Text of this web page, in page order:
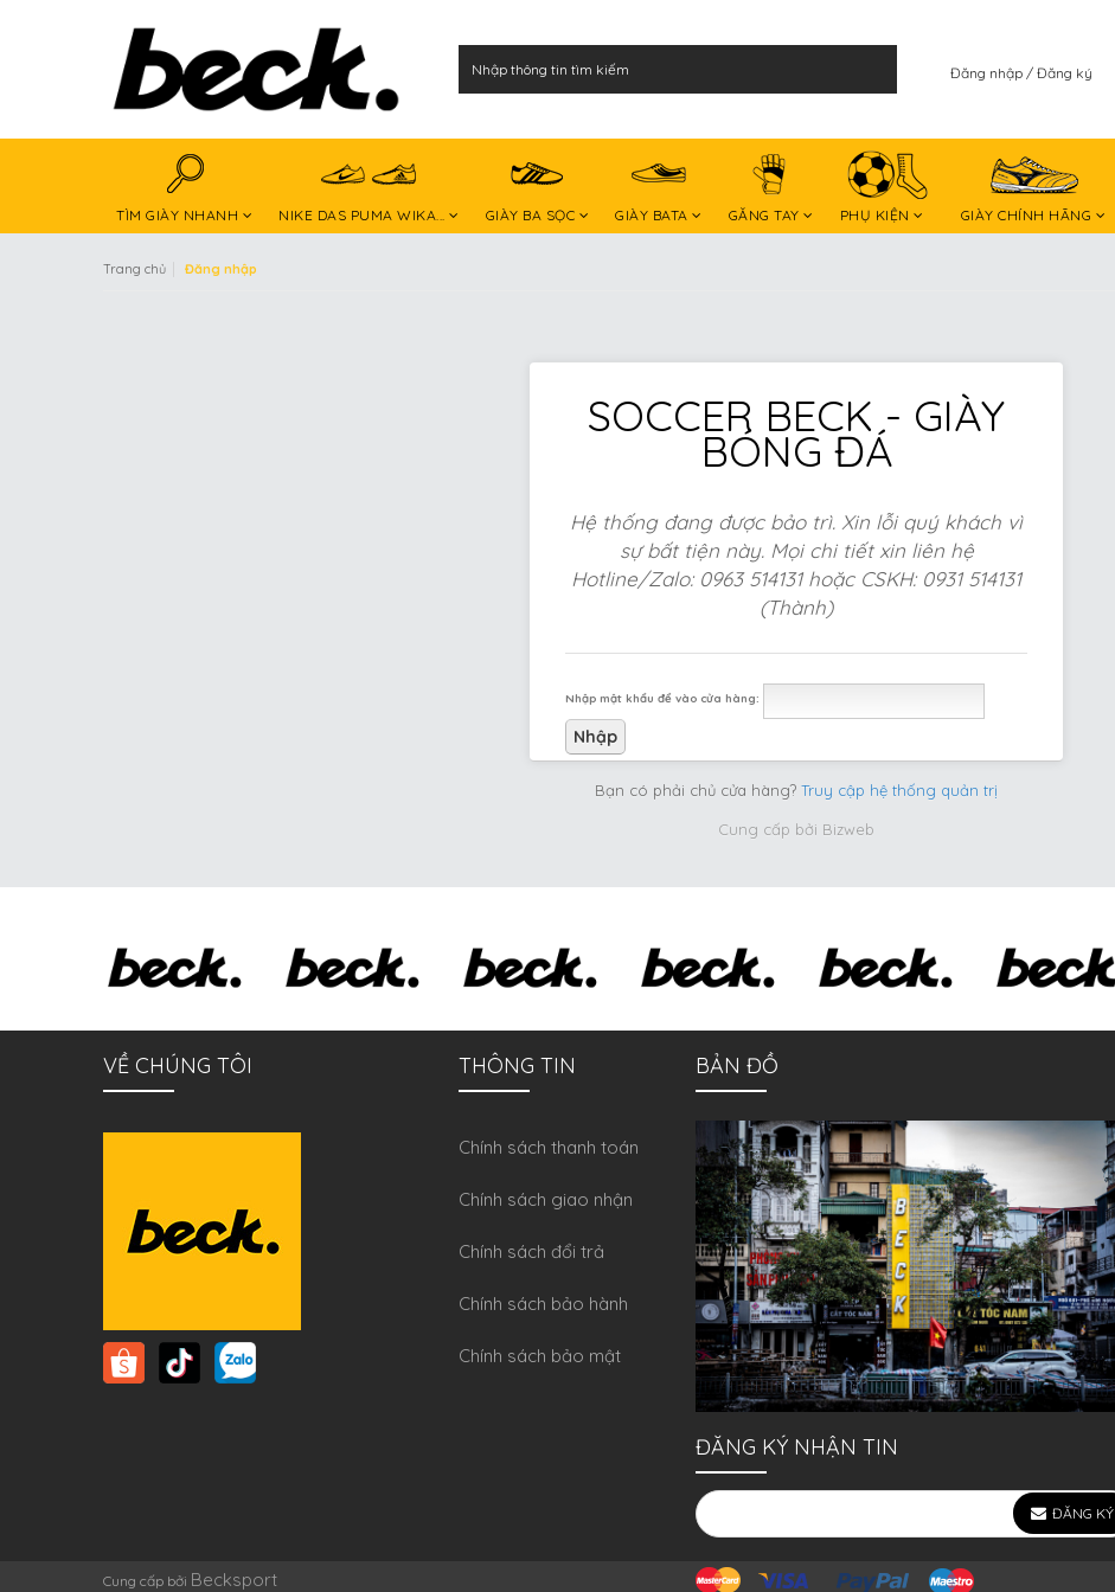
Đăng nhập Đăng ký
TÌM GIÀY NHANH NIKE DAS PUMA WIKA... GIÀY BA SỌC GIÀY BATA GĂNG TAY PHỤ KIỆN GIÀY CHÍNH HÃNG
Trang chủ Đăng nhập
SOCCER BECK - GIÀY
BÓNG ĐÁ
Hệ thống đang được bảo trì. Xin lỗi quý khách vì
sự bất tiện này. Mọi chi tiết xin liên hệ
Hotline/Zalo: 0963 514131 hoặc CSKH: 0931 514131
(Thành)
Nhập mật khẩu để vào cửa hàng:
Bạn có phải chủ cửa hàng? Truy cập hệ thống quản trị
Cung cấp bởi Bizweb
VỀ CHÚNG TÔI THÔNG TIN
Chính sách thanh toán
Chính sách giao nhận
Chính sách đổi trả
Chính sách bảo hành
Chính sách bảo mật
BẢN ĐỒ
ĐĂNG KÝ NHẬN TIN
ĐĂNG KÝ
Cung cấp bởi Becksport